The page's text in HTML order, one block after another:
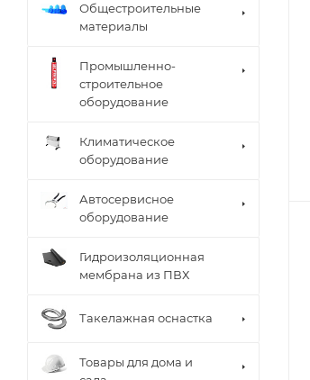
Общестроительные
материалы
Промышленно-
строительное
оборудование
Климатическое
оборудование
Автосервисное
оборудование
Гидроизоляционная
мембрана из ПВХ
Такелажная оснастка
Товары для дома и